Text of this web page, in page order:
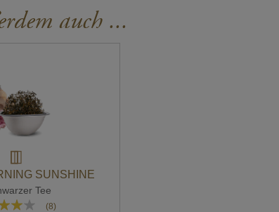
auch ...
SUNSHINE
Tee
(8)